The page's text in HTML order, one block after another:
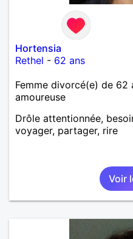
Hortensia
Rethel - 62 ans
Femme divorcé(e) de 62
amoureuse
Drôle attentionnée,
voyager, partager, rire
Voir